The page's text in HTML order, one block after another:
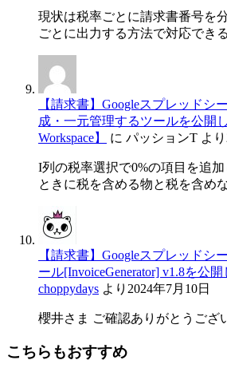
現状は税率ごとに請求書番号を
ごとに出力する方法で対応でき
【請求書】Googleスプレッドシ
成・一元管理するツールを公開
Workspace】
に パッションT より
I列の税率選択で0%の項目を追
ときに税を含める物と税を含め
【請求書】Googleスプレッドシ
ール[InvoiceGenerator] v1.8を公
choppydays より 2024年7月10日
櫻井さま ご確認ありがとうござ
こちらもおすすめ